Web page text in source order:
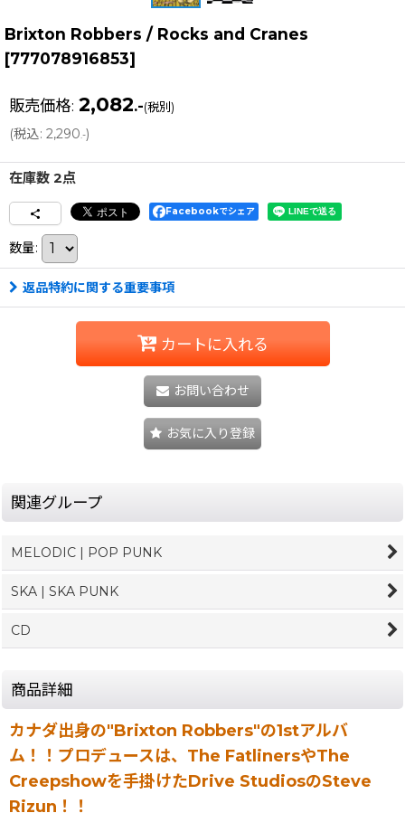
Brixton Robbers / Rocks and Cranes
[777078916853]
販売価格: 2,082.-(税別)
(税込: 2,290.-)
在庫数 2点
Facebookでシェア
数量:
返品特約に関する重要事項
カートに入れる
お問い合わせ
お気に入り登録
関連グループ
MELODIC | POP PUNK
SKA | SKA PUNK
CD
商品詳細
カナダ出身の"Brixton Robbers"の1stアルバ
ム！！プロデュースは、The FatlinersやThe
Creepshowを手掛けたDrive StudiosのSteve
Rizun！！